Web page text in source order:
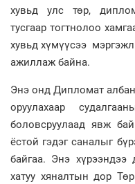
хувьд улс төр,
тусгаар тогтнолоо
хувьд хүмүүсээ
ажиллаж байна.
Энэ онд Дипломат
оруулахаар
боловсруулаад явж
ёстой гэдэг саналыг
байгаа. Энэ
хатуу хяналтын дор